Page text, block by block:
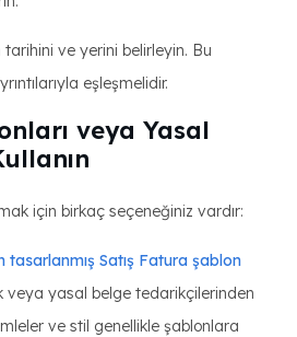
tarihini ve yerini belirleyin. Bu
eşleşmelidir.
veya Yasal
için birkaç seçeneğiniz vardır:
tasarlanmış Satış Fatura şablon
veya yasal belge tedarikçilerinden
ve stil genellikle şablonlara